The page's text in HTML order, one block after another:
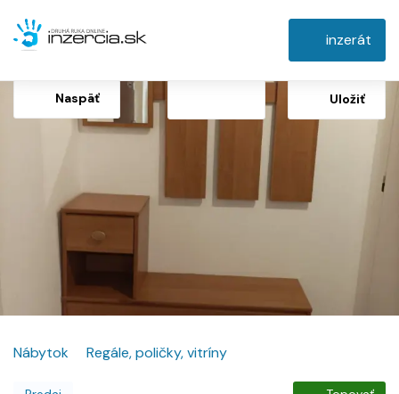
inzerát
Naspäť Uložiť
Nábytok Regále, poličky, vitríny